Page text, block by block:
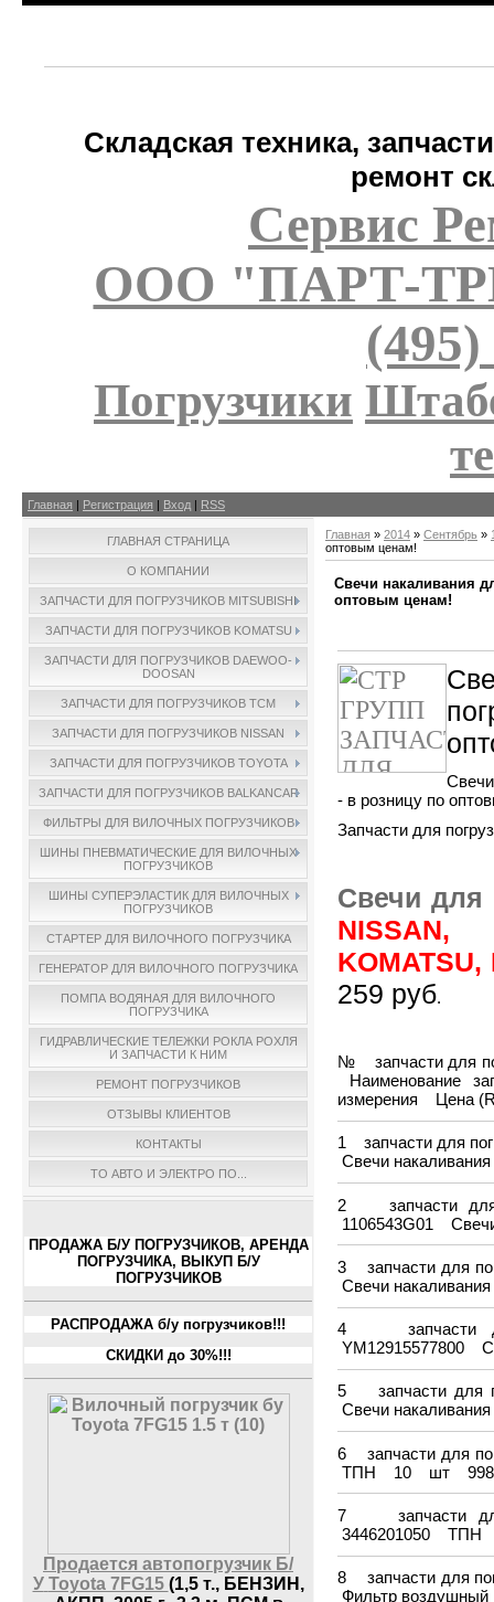
Складская техника,
ремонт
Сервис
ООО "ПАРТ-
Погрузчики
Главная | Регистрация | Вход | RSS
ГЛАВНАЯ СТРАНИЦА
О КОМПАНИИ
ЗАПЧАСТИ ДЛЯ ПОГРУЗЧИКОВ MITSUBISHI
ЗАПЧАСТИ ДЛЯ ПОГРУЗЧИКОВ KOMATSU
ЗАПЧАСТИ ДЛЯ ПОГРУЗЧИКОВ DAEWOO-
DOOSAN
ЗАПЧАСТИ ДЛЯ ПОГРУЗЧИКОВ TCM
ЗАПЧАСТИ ДЛЯ ПОГРУЗЧИКОВ NISSAN
ЗАПЧАСТИ ДЛЯ ПОГРУЗЧИКОВ TOYOTA
ЗАПЧАСТИ ДЛЯ ПОГРУЗЧИКОВ BALKANCAR
ФИЛЬТРЫ ДЛЯ ВИЛОЧНЫХ ПОГРУЗЧИКОВ
ШИНЫ ПНЕВМАТИЧЕСКИЕ ДЛЯ ВИЛОЧНЫХ
ПОГРУЗЧИКОВ
ШИНЫ СУПЕРЭЛАСТИК ДЛЯ ВИЛОЧНЫХ
ПОГРУЗЧИКОВ
СТАРТЕР ДЛЯ ВИЛОЧНОГО ПОГРУЗЧИКА
ГЕНЕРАТОР ДЛЯ ВИЛОЧНОГО ПОГРУЗЧИКА
ПОМПА ВОДЯНАЯ ДЛЯ ВИЛОЧНОГО
ПОГРУЗЧИКА
ГИДРАВЛИЧЕСКИЕ ТЕЛЕЖКИ РОКЛА РОХЛЯ
И ЗАПЧАСТИ К НИМ
РЕМОНТ ПОГРУЗЧИКОВ
ОТЗЫВЫ КЛИЕНТОВ
КОНТАКТЫ
ТО АВТО И ЭЛЕКТРО ПО...
ПРОДАЖА Б/У ПОГРУЗЧИКОВ, АРЕНДА
ПОГРУЗЧИКА, ВЫКУП Б/У
ПОГРУЗЧИКОВ
РАСПРОДАЖА б/у погрузчиков!!!
СКИДКИ до 30%!!!
Продается автопогрузчик Б/
У Toyota 7FG15 (1,5 т., БЕНЗИН,
Главная » 2014 » Сентябрь »
оптовым ценам!
Свечи накаливания
оптовым ценам!
- в розницу по
Запчасти для
Свечи для
NISSAN,
KOMATSU,
259 руб.
№ запчасти для
Наименование
измерения Цена
1 запчасти для
Свечи
2 запчасти для
1106543G01
3 запчасти для
Свечи
4 запчасти
YM12915577800
5 запчасти для
Свечи
6 запчасти для
ТПН 10 шт 998
7 запчасти
3446201050
8 запчасти для
Фильтр